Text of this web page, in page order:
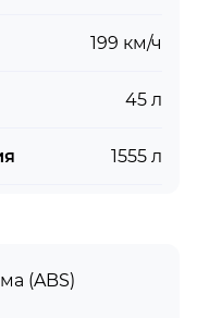
199 км/ч
45 л
1555 л
(ABS)